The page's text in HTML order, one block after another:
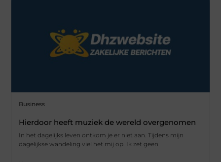
Business
Hierdoor heeft muziek de wereld overgenomen
In het dagelijks leven ontkom je er niet aan. Tijdens mijn
dagelijkse wandeling viel het mij op. Ik zet geen